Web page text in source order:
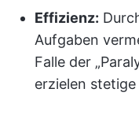
Effizienz:
Aufgaben
Falle der
erzielen